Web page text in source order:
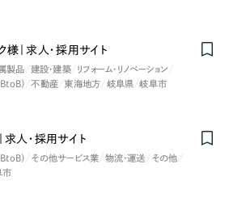
｜求人・採用サイト
製品 建設・建築
リフォーム・リノベーション
） 不動産 東海地方 岐阜県 岐阜市
人・採用サイト
） その他サービス業 物流・運送
その他
市